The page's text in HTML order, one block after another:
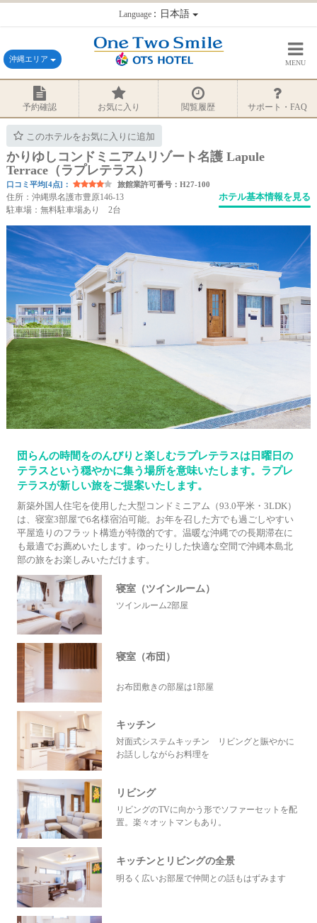
Language：日本語
沖縄エリア MENU
予約確認 お気に入り 閲覧履歴 サポート・FAQ
このホテルをお気に入りに追加
かりゆしコンドミニアムリゾート名護 Lapule
Terrace（ラプレテラス）
口コミ平均[4点]： 旅館業許可番号：H27-100
住所：沖縄県名護市豊原146-13
駐車場：無料駐車場あり 2台
ホテル基本情報を見る
団らんの時間をのんびりと楽しむラプレテラスは日曜日の
テラスという穏やかに集う場所を意味いたします。ラプレ
テラスが新しい旅をご提案いたします。
新築外国人住宅を使用した大型コンドミニアム（93.0平米・3LDK）
は、寝室3部屋で6名様宿泊可能。お年を召した方でも過ごしやすい
平屋造りのフラット構造が特徴的です。温暖な沖縄での長期滞在に
も最適でお薦めいたします。ゆったりした快適な空間で沖縄本島北
部の旅をお楽しみいただけます。
寝室（ツインルーム）
ツインルーム2部屋
寝室（布団）
お布団敷きの部屋は1部屋
キッチン
対面式システムキッチン リビングと賑やかに
お話ししながらお料理を
リビング
リビングのTVに向かう形でソファーセットを配
置。楽々オットマンもあり。
キッチンとリビングの全景
明るく広いお部屋で仲間との話もはずみます